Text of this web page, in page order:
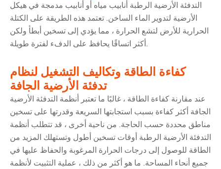
التدفئة الأرضية الرطبة أنابيب مياه أو أنابيب مدمجة في هيكل
الأرضية لتدوير الماء الساخن. تعتمد هذه الطريقة على الكتلة
الحرارية للأرض لتشع الحرارة ، مما يؤدي إلى تسخين أبطأ ولكن
أكثر اتساقًا يحافظ على الدفء لفترة طويلة.
كفاءة الطاقة وتكاليف التشغيل لنظام
تدفئة الأرضية الجافة
عند مقارنة كفاءة الطاقة ، غالبًا ما تعتبر أنظمة التدفئة الأرضية
الجافة أكثر كفاءة بسبب استجابتها السريعة وقدرتها على تسخين
مناطق محددة حسب الحاجة. من ناحية أخرى ، قد تتطلب أنظمة
التدفئة الأرضية الرطبة أوقات تسخين أطول وتستهلك المزيد من
الطاقة للوصول إلى درجات الحرارة المرغوبة والحفاظ عليها في
جميع أنحاء المساحة. ما هو أكثر من ذلك ، عملية التثبيت لأنظمة